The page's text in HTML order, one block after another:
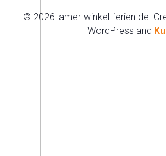
© 2026 lamer-winkel-ferien.de.
WordPress and